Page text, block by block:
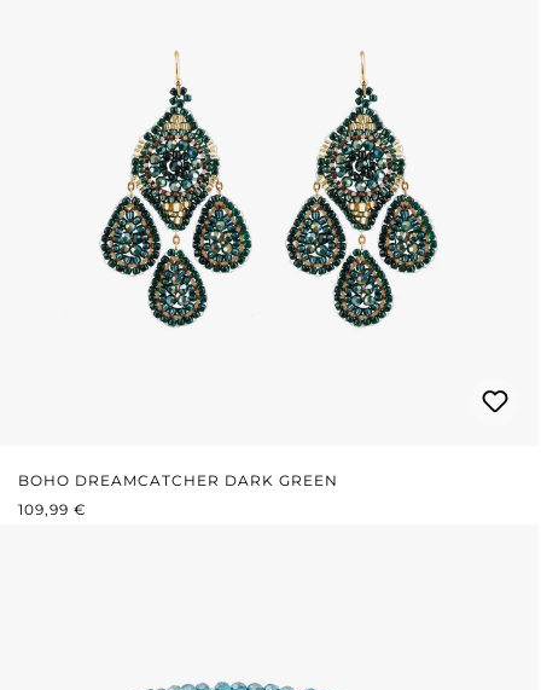
BOHO DREAMCATCHER DARK GREEN
REGULÄRER PREIS:
109,99 €